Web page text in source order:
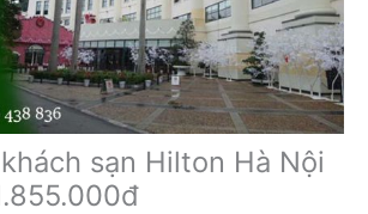
sạn Hilton Hà Nội